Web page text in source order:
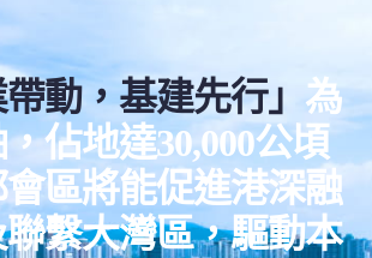
動，基建先行」 為
佔地達30,000公頃
區將能促進港深融
繫大灣區，驅動本